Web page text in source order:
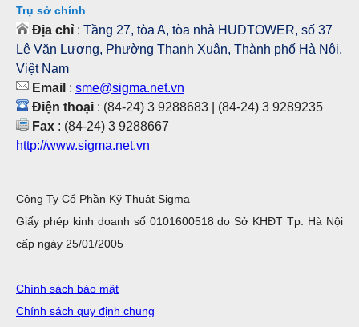
Trụ sở chính
Địa chỉ : Tầng 27, tòa A, tòa nhà HUDTOWER, số 37
Lê Văn Lương, Phường Thanh Xuân, Thành phố Hà Nội,
Việt Nam
Email : sme@sigma.net.vn
Điện thoại : (84-24) 3 9288683 | (84-24) 3 9289235
Fax : (84-24) 3 9288667
http://www.sigma.net.vn
Công Ty Cổ Phần Kỹ Thuật Sigma
Giấy phép kinh doanh số 0101600518 do Sở KHĐT Tp. Hà Nội
cấp ngày 25/01/2005
Chính sách bảo mật
Chính sách quy định chung